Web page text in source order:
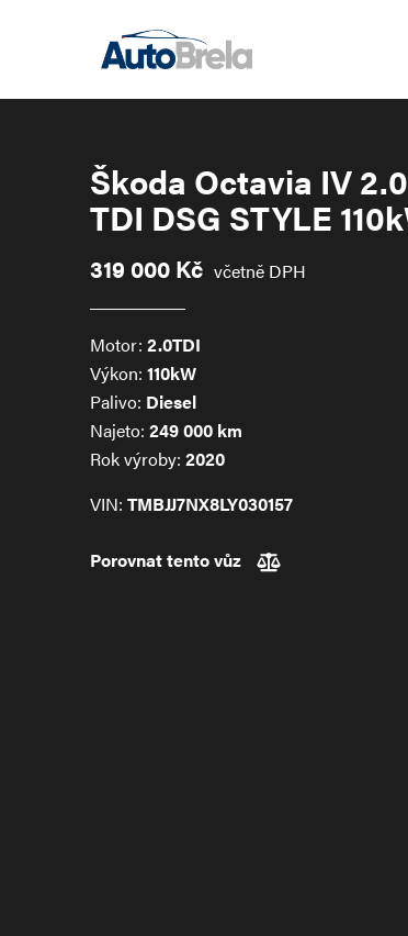
Škoda Octavia IV 2.0
TDI DSG STYLE 110kW
Info display FULL LED
Tažné
319 000 Kč včetně DPH
Motor: 2.0TDI
Výkon: 110kW
Palivo: Diesel
Najeto: 249 000 km
Rok výroby: 2020
VIN: TMBJJ7NX8LY030157
Porovnat tento vůz